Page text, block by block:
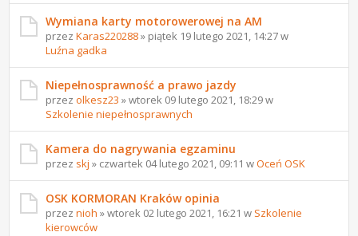
Wymiana karty motorowerowej na AM
przezKaras220288» piątek 19 lutego 2021, 14:27 w
Luźna gadka
Niepełnosprawność a prawo jazdy
przezolkesz23 » wtorek 09 lutego 2021, 18:29 w
Szkolenie niepełnosprawnych
Kamera do nagrywania egzaminu
przez skj » czwartek 04 lutego 2021, 09:11 wOceń OSK
OSK KORMORAN Kraków opinia
przeznioh » wtorek 02 lutego 2021, 16:21 w Szkolenie
kierowców